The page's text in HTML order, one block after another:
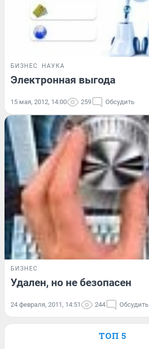
БИЗНЕС НАУКА
Электронная выгода
15 мая, 2012, 14:00 259 Обсудить
БИЗНЕС
Удален, но не безопасен
24 февраля, 2011, 14:51 244 Обсудить
ТОП 5